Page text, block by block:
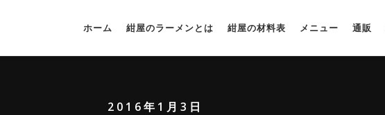
ホーム 紺屋のラーメンとは 紺屋の材料表 メニュー 通販
2016年1月3日